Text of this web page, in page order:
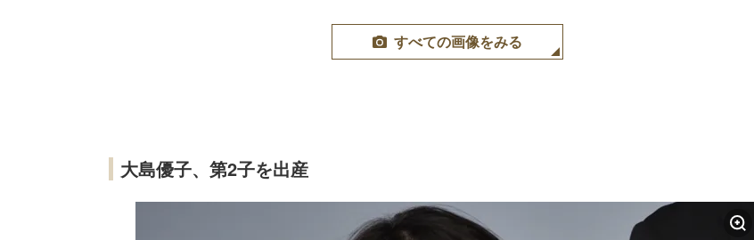
すべての画像をみる
大島優子、第2子を出産